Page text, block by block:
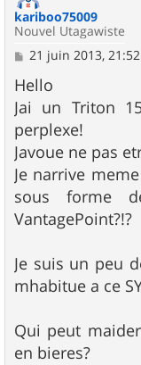
kariboo75009
Nouvel Utagawiste
M
s
s
a
g
e
21 juin 2013, 21:52
Hello
Jai un Triton
perplexe!
Javoue ne pas
Je narrive
sous forme
VantagePoint?!?
Je suis un peu
mhabitue a ce
Qui peut
en bieres?